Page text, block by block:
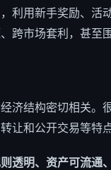
利用新手奖励、
跨市场套利，甚至
济结构密切相关
让和公开交易等特
透明、资产可流通